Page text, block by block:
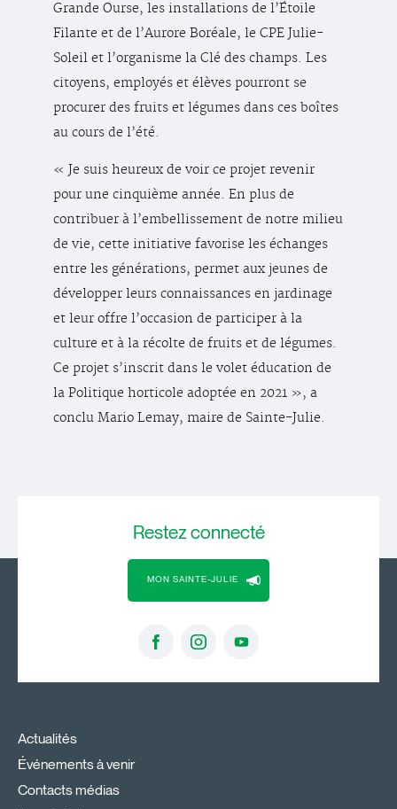
Grande Ourse, les installations de l’Étoile
Filante et de l’Aurore Boréale, le CPE Julie-
Soleil et l’organisme la Clé des champs. Les
citoyens, employés et élèves pourront se
procurer des fruits et légumes dans ces boîtes
au cours de l’été.
« Je suis heureux de voir ce projet revenir
pour une cinquième année. En plus de
contribuer à l’embellissement de notre milieu
de vie, cette initiative favorise les échanges
entre les générations, permet aux jeunes de
développer leurs connaissances en jardinage
et leur offre l’occasion de participer à la
culture et à la récolte de fruits et de légumes.
Ce projet s’inscrit dans le volet éducation de
la Politique horticole adoptée en 2021 », a
conclu Mario Lemay, maire de Sainte-Julie.
Restezconnecté
MON SAINTE-JULIE
Actualités
Événements à venir
Contacts médias